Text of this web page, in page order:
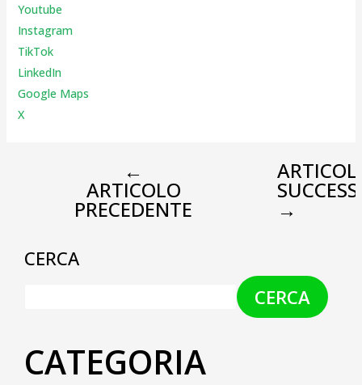
Youtube
Instagram
TikTok
LinkedIn
Google Maps
X
←
ARTICOLO
PRECEDENTE →
CERCA
CERCA
CATEGORIA